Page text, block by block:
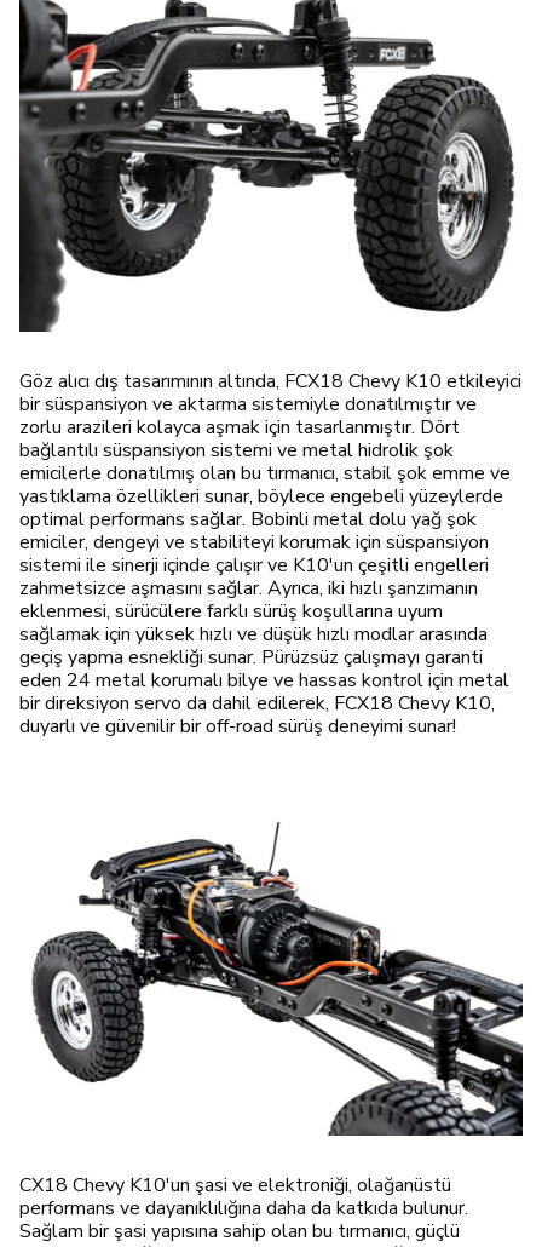
Göz alıcı dış tasarımının altında, FCX18 Chevy K10 etkileyici
bir süspansiyon ve aktarma sistemiyle donatılmıştır ve
zorlu arazileri kolayca aşmak için tasarlanmıştır. Dört
bağlantılı süspansiyon sistemi ve metal hidrolik şok
emicilerle donatılmış olan bu tırmanıcı, stabil şok emme ve
yastıklama özellikleri sunar, böylece engebeli yüzeylerde
optimal performans sağlar. Bobinli metal dolu yağ şok
emiciler, dengeyi ve stabiliteyi korumak için süspansiyon
sistemi ile sinerji içinde çalışır ve K10'un çeşitli engelleri
zahmetsizce aşmasını sağlar. Ayrıca, iki hızlı şanzımanın
eklenmesi, sürücülere farklı sürüş koşullarına uyum
sağlamak için yüksek hızlı ve düşük hızlı modlar arasında
geçiş yapma esnekliği sunar. Pürüzsüz çalışmayı garanti
eden 24 metal korumalı bilye ve hassas kontrol için metal
bir direksiyon servo da dahil edilerek, FCX18 Chevy K10,
duyarlı ve güvenilir bir off-road sürüş deneyimi sunar!
CX18 Chevy K10'un şasi ve elektroniği, olağanüstü
performans ve dayanıklılığına daha da katkıda bulunur.
Sağlam bir şasi yapısına sahip olan bu tırmanıcı, güçlü